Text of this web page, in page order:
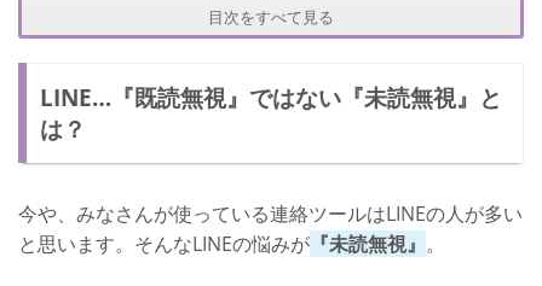
対処法③ 写真を送る
さいごに
目次をすべて見る
LINE…『既読無視』ではない『未読無視』と
は？
今や、みなさんが使っている連絡ツールはLINEの人が多い
と思います。そんなLINEの悩みが 『未読無視』 。